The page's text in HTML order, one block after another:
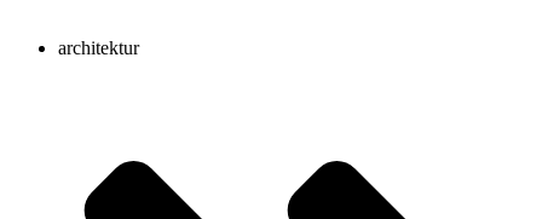
architektur